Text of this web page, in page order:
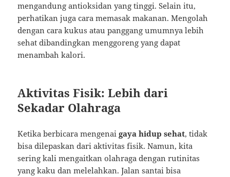
mengandung antioksidan yang tinggi. Selain itu,
perhatikan juga cara memasak makanan. Mengolah
dengan cara kukus atau panggang umumnya lebih
sehat dibandingkan menggoreng yang dapat
menambah kalori.
Aktivitas Fisik: Lebih dari
Sekadar Olahraga
Ketika berbicara mengenaigaya hidup sehat, tidak
bisa dilepaskan dari aktivitas fisik. Namun, kita
sering kali mengaitkan olahraga dengan rutinitas
yang kaku dan melelahkan. Jalan santai bisa